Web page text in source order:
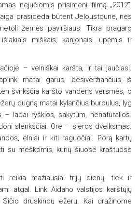
nejučiomis prisimeni filmą „2012”,
prasideda būtent Jeloustoune, nes
žemės paviršiaus. Tikra pragaro
miškais, kanjonais, upėmis ir
– velniškai karšta, ir tai jaučiasi.
matai garus, besiveržiančius iš
švirkščia karšto vandens versmės, o
dugną matai kylančius burbulus, lyg
– labai ryškios, sakytum, nenatūralios.
slenksčiai. Ore – sieros dvelksmas.
elniai ir kiti raguočiai. Porą kartų
su meškomis, kurių šiuose kraštuose
reikia mažiausiai trijų dienų, tiek ir
atgal. Link Aidaho valstijos karštųjų
druskingų ežerų. Kai grąžinome